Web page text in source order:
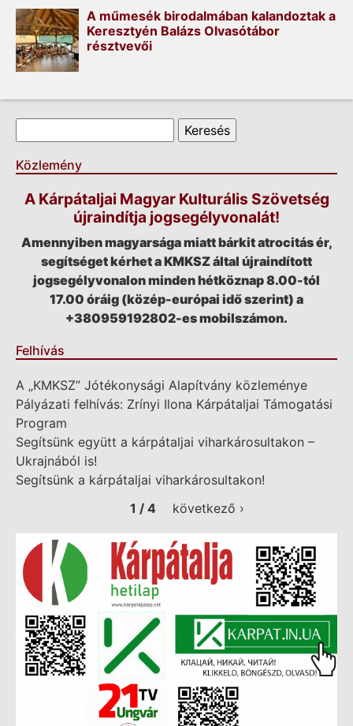
A műmesék birodalmában kalandoztak a
Keresztyén Balázs Olvasótábor
résztvevői
Keresés űrlap
Közlemény
A Kárpátaljai Magyar Kulturális Szövetség
újraindítja jogsegélyvonalát!
Amennyiben magyarsága miatt bárkit atrocitás ér,
segítséget kérhet a KMKSZ által újraindított
jogsegélyvonalon minden hétköznap 8.00-tól
17.00 óráig (közép-európai idő szerint) a
+380959192802-es mobilszámon.
Felhívás
A „KMKSZ” Jótékonysági Alapítvány közleménye
Pályázati felhívás: Zrínyi Ilona Kárpátaljai Támogatási
Program
Segítsünk együtt a kárpátaljai viharkárosultakon –
Ukrajnából is!
Segítsünk a kárpátaljai viharkárosultakon!
1 / 4
következő ›